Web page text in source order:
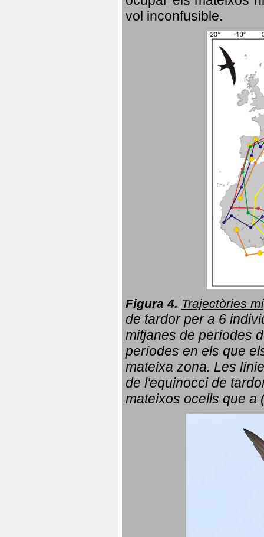
vol inconfusible.
Figura 4. Trajectòries
de tardor per a 6
mitjanes de períodes
períodes en els que
mateixa zona. Les
de l'equinocci de
mateixos ocells que a